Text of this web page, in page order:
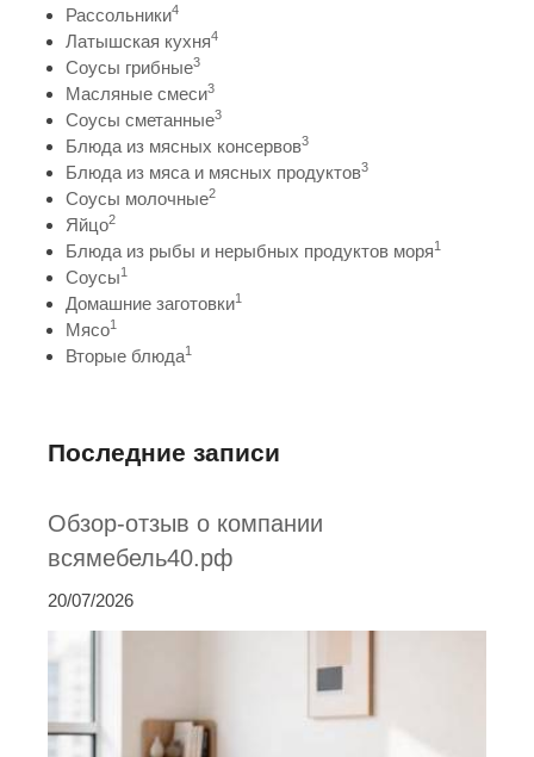
Рассольники4
Латышская кухня4
Соусы грибные3
Масляные смеси3
Соусы сметанные3
Блюда из мясных консервов3
Блюда из мяса и мясных продуктов3
Соусы молочные2
Яйцо2
Блюда из рыбы и нерыбных продуктов моря1
Соусы1
Домашние заготовки1
Мясо1
Вторые блюда1
Последние записи
Обзор-отзыв о компании
всямебель40.рф
20/07/2026